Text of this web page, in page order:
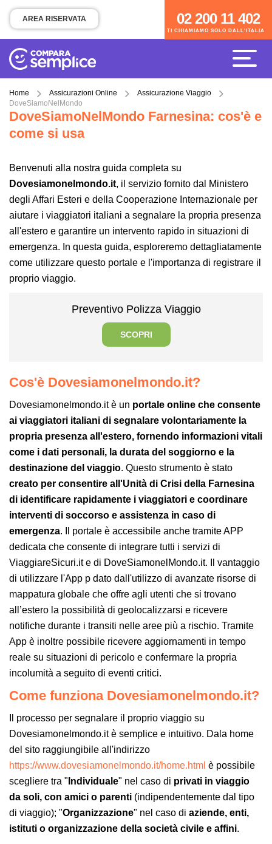
TI CHIAMIAMO SOLO DALL'ITALIA
02 200 11 402
AREA RISERVATA
Home Assicurazioni Online
Assicurazione Viaggio
DoveSiamoNelMondo
DoveSiamoNelMondo Farnesina: cos'è e
come si usa
Benvenuti alla nostra guida completa su
Dovesiamonelmondo.it, il servizio fornito dal Ministero
degli Affari Esteri e della Cooperazione Internazionale per
aiutare i viaggiatori italiani a segnalare la propria presenza
all'estero e garantire un intervento rapido in situazioni di
emergenza. In questa guida, esploreremo dettagliatamente
come utilizzare questo portale e l'importanza di registrare il
proprio viaggio.
Preventivo Polizza Viaggio
SCOPRI
Cos'è Dovesiamonelmondo.it?
Dovesiamonelmondo.it è un portale online che consente
ai viaggiatori italiani di segnalare volontariamente la
propria presenza all'estero, fornendo informazioni vitali
come i dati personali, la durata del soggiorno e la
destinazione del viaggio. Questo strumento è stato
creato per consentire all'Unità di Crisi della Farnesina
di identificare rapidamente i viaggiatori e coordinare
interventi di soccorso e assistenza in caso di
emergenza. Il portale è accessibile anche tramite APP
dedicata che consente di integrare tutti i servizi di
ViaggiareSicuri.it e di DoveSiamonelMondo.it. Il vantaggio
di utilizzare l'App p dato dall'utilizzo di avanzate risorse di
mappatura globale che offre agli utenti che si trovano
all’estero la possibilità di geolocalizzarsi e ricevere
notifiche durante i transiti nelle aree più a rischio. Tramite
App è inoltre possibile ricevere aggiornamenti in tempo
reale su situazioni di pericolo e confermare la propria
incolumità a seguito di eventi critici.
Come funziona Dovesiamonelmondo.it?
Il processo per segnalare il proprio viaggio su
Dovesiamonelmondo.it è semplice e intuitivo. Dala home
del sito raggiungibile all'indirizzo
https://www.dovesiamonelmondo.it/home.html è possibile
scegliere tra " Individuale" nel caso di privati in viaggio
da soli, con amici o parenti (indipendentemente dal tipo
di viaggio); "Organizzazione" nel caso di aziende, enti,
istituti o organizzazione della società civile e affini.
02 200 11 402